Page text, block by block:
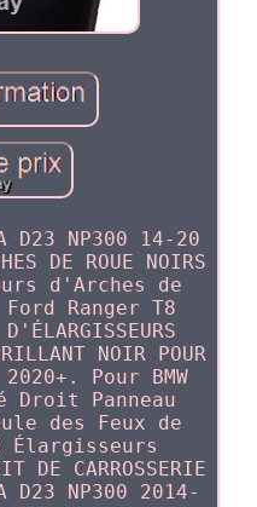
D23 NP300 14-20
DE ROUE NOIRS
d'Arches de
Ranger T8
NOIR POUR
2020+. Pour BMW
Droit Panneau
des Feux de
Élargisseurs
CARROSSERIE
D23 NP300 2014-